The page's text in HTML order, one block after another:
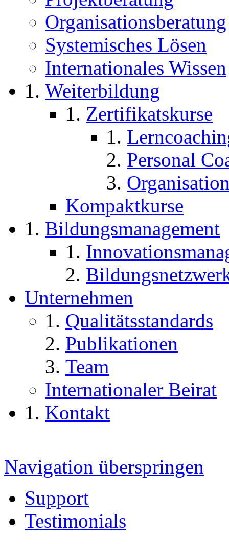
Organisationsberatung
Systemisches Lösen
Internationales Wissen
Weiterbildung
Zertifikatskurse
Personal
Kompaktkurse
Bildungsmanagement
Unternehmen
Qualitätsstandards
Publikationen
Team
Internationaler Beirat
Kontakt
Navigation überspringen
Support
Testimonials